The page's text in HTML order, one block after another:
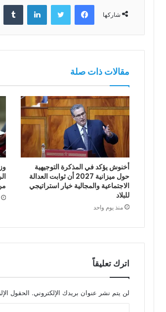
شاركها
فيسبوك تويتر لينكدإن
مقالات ذات صلة
أخنوش يؤكد في المذكرة التوجيهية
حول ميزانية 2027 أن ثوابت العدالة
الاجتماعية والمجالية خيار استراتيجي
للبلاد
منذ يوم واحد
اترك تعليقاً
لن يتم نشر عنوان بريدك الإلكتروني. الحقول